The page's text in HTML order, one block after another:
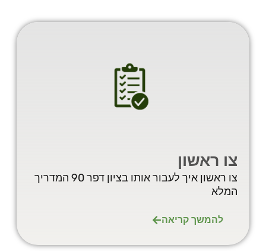
צו ראשון
צו ראשון איך לעבור אותו בציון דפר 90 המדריך
המלא
להמשך קריאה